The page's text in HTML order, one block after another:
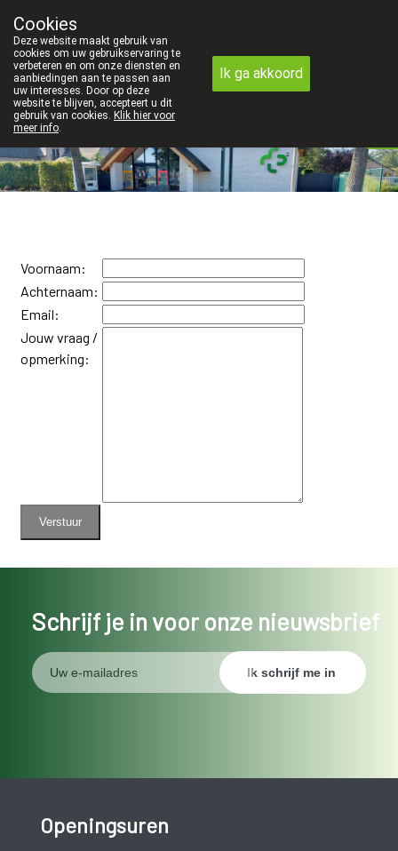
011/34 04 04
Vandaag
Voornaam:
Achternaam:
Email:
Jouw vraag /
opmerking:
Schrijf je in voor onze nieuwsbrief
Openingsuren
Cookies
Deze website maakt gebruik van
cookies om uw gebruikservaring te
verbeteren en om onze diensten en
aanbiedingen aan te passen aan
uw interesses. Door op deze
website te blijven, accepteert u dit
gebruik van cookies. Klik hier voor
meer info.
Ik ga akkoord